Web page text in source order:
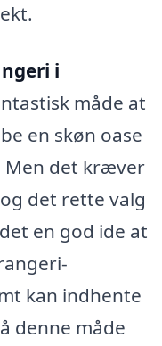
i
måde at
en skøn oase
Men det kræver
det rette valg
en god ide at
kan indhente
denne måde